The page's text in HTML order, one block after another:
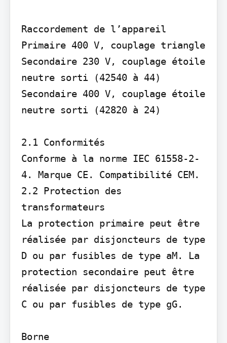
Raccordement de l’appareil
Primaire 400 V, couplage triangle
Secondaire 230 V, couplage étoile
neutre sorti (42540 à 44)
Secondaire 400 V, couplage étoile
neutre sorti (42820 à 24)
2.1 Conformités
Conforme à la norme IEC 61558-2-
4. Marque CE. Compatibilité CEM.
2.2 Protection des
transformateurs
La protection primaire peut être
réalisée par disjoncteurs de type
D ou par fusibles de type aM. La
protection secondaire peut être
réalisée par disjoncteurs de type
C ou par fusibles de type gG.
Borne